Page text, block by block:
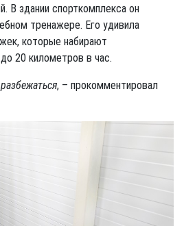
В здании спорткомплекса он
тренажере. Его удивила
которые набирают
20 километров в час.
, – прокомментировал